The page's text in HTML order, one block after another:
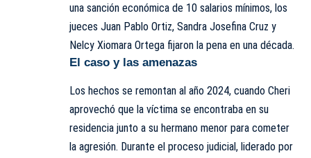
una sanción económica de 10 salarios mínimos, los
jueces Juan Pablo Ortiz, Sandra Josefina Cruz y
Nelcy Xiomara Ortega fijaron la pena en una década.
El caso y las amenazas
Los hechos se remontan al año 2024, cuando Cheri
aprovechó que la víctima se encontraba en su
residencia junto a su hermano menor para cometer
la agresión. Durante el proceso judicial, liderado por